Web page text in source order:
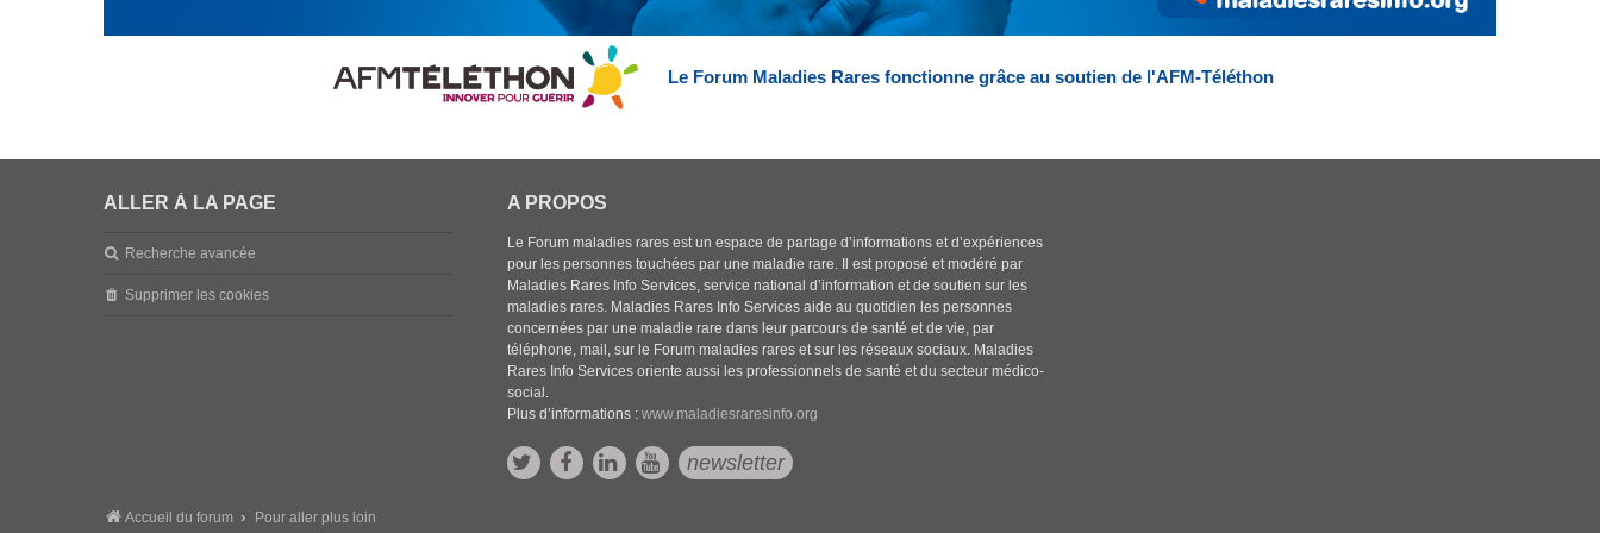
Le Forum Maladies Rares fonctionne grâce au soutien de l'AFM-Téléthon
ALLER À LA PAGE
Recherche avancée
Supprimer les cookies
A PROPOS
Le Forum maladies rares est un espace de partage d’informations et d’expériences
pour les personnes touchées par une maladie rare. Il est proposé et modéré par
Maladies Rares Info Services, service national d’information et de soutien sur les
maladies rares. Maladies Rares Info Services aide au quotidien les personnes
concernées par une maladie rare dans leur parcours de santé et de vie, par
téléphone, mail, sur le Forum maladies rares et sur les réseaux sociaux. Maladies
Rares Info Services oriente aussi les professionnels de santé et du secteur médico-
social.
Plus d’informations :www.maladiesraresinfo.org
newsletter
Accueil du forum Pour aller plus loin